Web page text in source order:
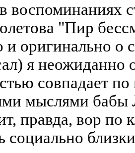
воспоминаниях
"Пир
и оригинально о
я неожиданно
совпадает
мыслями бабы
правда, вор по
социально